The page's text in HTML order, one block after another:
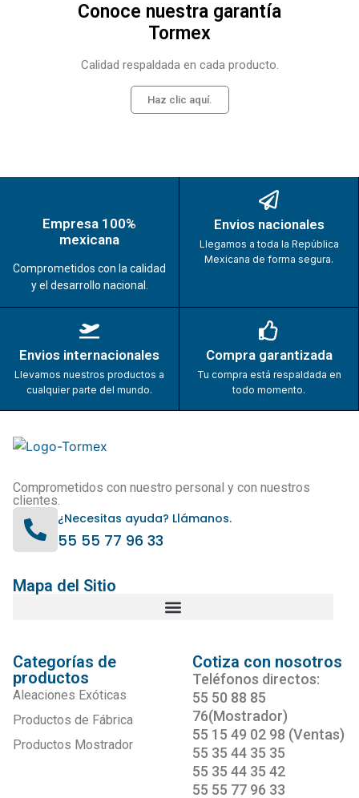
Conoce nuestra garantía
Tormex
Calidad respaldada en cada producto.
Haz clic aquí.
Empresa 100%
mexicana
Comprometidos con la calidad
y el desarrollo nacional.
Envios nacionales
Llegamos a toda la República
Mexicana de forma segura.
Envios internacionales
Llevamos nuestros productos a
cualquier parte del mundo.
Compra garantizada
Tu compra está respaldada en
todo momento.
Comprometidos con nuestro personal y con nuestros
clientes.
¿Necesitas ayuda? Llámanos.
55 55 77 96 33
Mapa del Sitio
Categorías de
productos
Aleaciones Exóticas
Productos de Fábrica
Productos Mostrador
Cotiza con nosotros
Teléfonos directos:
55 50 88 85
76(Mostrador)
55 15 49 02 98 (Ventas)
55 35 44 35 35
55 35 44 35 42
55 55 77 96 33